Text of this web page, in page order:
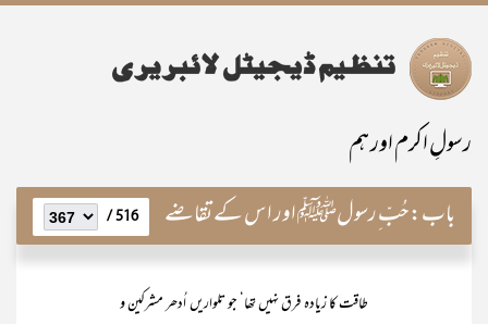
رسولِ اکرم اور ہم
باب:حُبّ ِرسولﷺ اور اس کے تقاضے 516 /
طاقت کا زیادہ فرق نہیں تھا‘ جو تلواریں اُدھر مشرکین و